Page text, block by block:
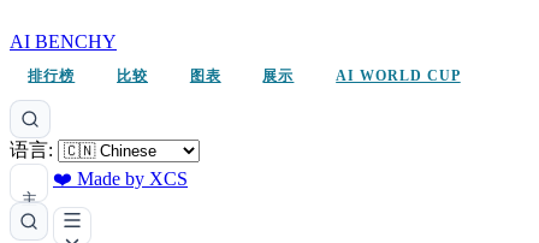
AI BENCHY
排行榜 比较 图表 展示 AI WORLD CUP
语言:
主
题
❤️ Made by XCS